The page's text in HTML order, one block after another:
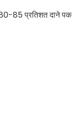
85 प्रतिशत दाने पक